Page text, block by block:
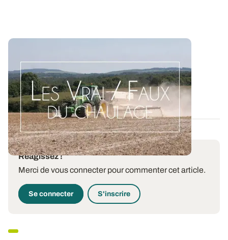
La chasse aux idées reçues sur le raisonnement du
chaulage est ouverte ! Découvrez une...
07 AOÛT 2026
Réagissez !
Merci de vous connecter pour commenter cet article.
Se connecter S'inscrire